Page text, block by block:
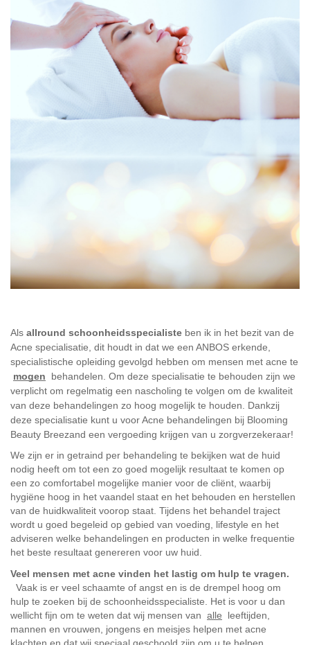
Als allround schoonheidsspecialiste ben ik in het bezit van de
Acne specialisatie, dit houdt in dat we een ANBOS erkende,
mogen
behandelen. Om deze specialisatie te behouden zijn we
verplicht om regelmatig een nascholing te volgen om de kwaliteit
van deze behandelingen zo hoog mogelijk te houden. Dankzij
deze specialisatie kunt u voor Acne behandelingen bij Blooming
Beauty Breezand een vergoeding krijgen van u zorgverzekeraar!
We zijn er in getraind per behandeling te bekijken wat de huid
nodig heeft om tot een zo goed mogelijk resultaat te komen op
een zo comfortabel mogelijke manier voor de cliënt, waarbij
hygiëne hoog in het vaandel staat en het behouden en herstellen
van de huidkwaliteit voorop staat. Tijdens het behandel traject
wordt u goed begeleid op gebied van voeding, lifestyle en het
adviseren welke behandelingen en producten in welke frequentie
het beste resultaat genereren voor uw huid.
Vaak is er veel schaamte of angst en is de drempel hoog om
hulp te zoeken bij de schoonheidsspecialiste. Het is voor u dan
wellicht fijn om te weten dat wij mensen van alle
leeftijden,
mannen en vrouwen, jongens en meisjes helpen met acne